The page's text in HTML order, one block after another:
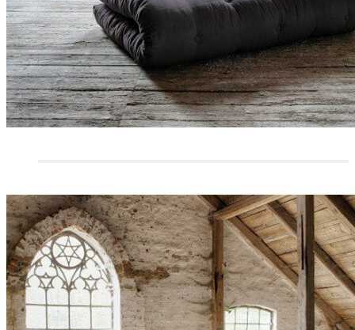
CANAPÉS 2 PLACES
CANAPÉS 3/4 PLACES